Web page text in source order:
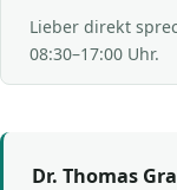
Lieber direkt
08:30–17:00 Uhr.
Dr. Thomas